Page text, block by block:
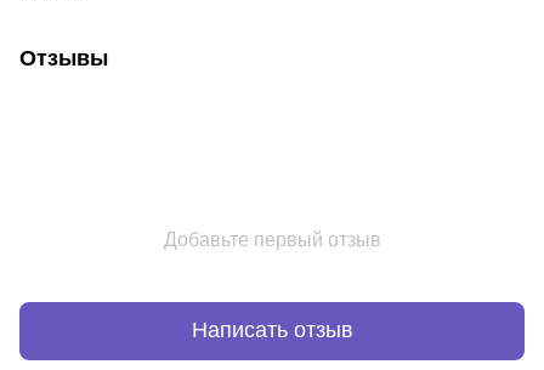
Отзывы
Добавьте первый отзыв
Написать отзыв